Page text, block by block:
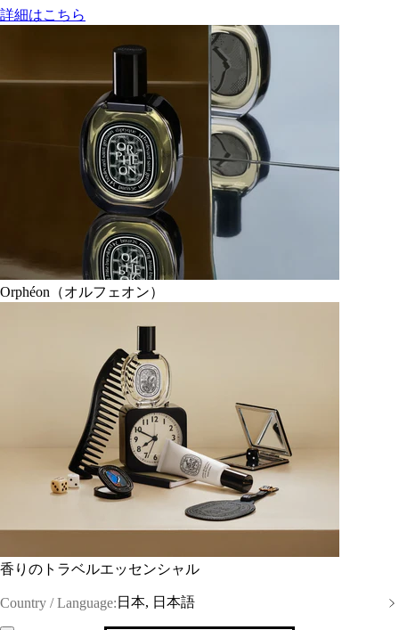
詳細はこちら
Orphéon（オルフェオン）
香りのトラベルエッセンシャル
Country / Language: 日本, 日本語